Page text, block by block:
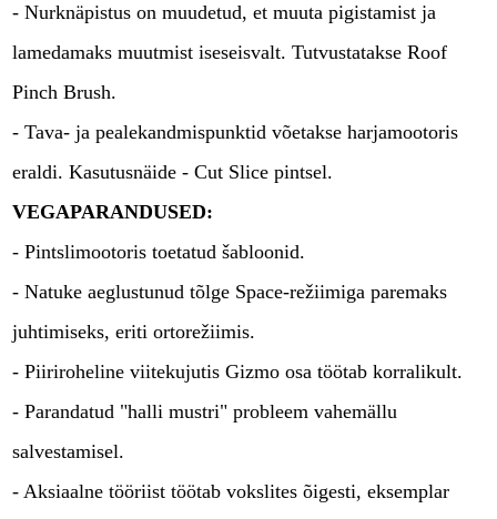
- Nurknäpistus on muudetud, et muuta pigistamist ja
lamedamaks muutmist iseseisvalt. Tutvustatakse Roof
Pinch Brush.
- Tava- ja pealekandmispunktid võetakse harjamootoris
eraldi. Kasutusnäide - Cut Slice pintsel.
VEGAPARANDUSED:
- Pintslimootoris toetatud šabloonid.
- Natuke aeglustunud tõlge Space-režiimiga paremaks
juhtimiseks, eriti ortorežiimis.
- Piiriroheline viitekujutis Gizmo osa töötab korralikult.
- Parandatud "halli mustri" probleem vahemällu
salvestamisel.
- Aksiaalne tööriist töötab vokslites õigesti, eksemplar